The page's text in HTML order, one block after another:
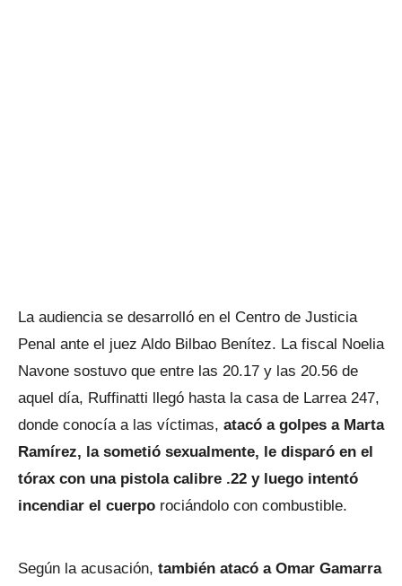
La audiencia se desarrolló en el Centro de Justicia
Penal ante el juez Aldo Bilbao Benítez. La fiscal Noelia
Navone sostuvo que entre las 20.17 y las 20.56 de
aquel día, Ruffinatti llegó hasta la casa de Larrea 247,
donde conocía a las víctimas, atacó a golpes a Marta
Ramírez, la sometió sexualmente, le disparó en el
tórax con una pistola calibre .22 y luego intentó
incendiar el cuerpo rociándolo con combustible.
Según la acusación, también atacó a Omar Gamarra